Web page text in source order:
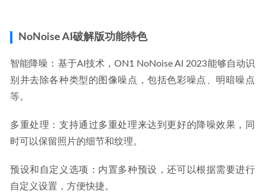
NoNoise AI破解版功能特色
智能降噪：基于AI技术，ON1 NoNoise AI 2023能够自动识
别并去除各种类型的图像噪点，包括色彩噪点、明暗噪点
等。
多重处理：支持通过多重处理来达到更好的降噪效果，同
时可以保留照片的细节和纹理。
预设和自定义选项：内置多种预设，还可以根据需要进行
自定义设置，方便快捷。